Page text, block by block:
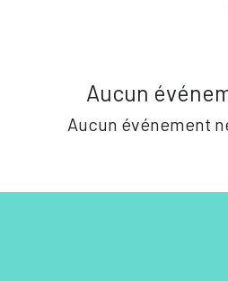
Aucun
Aucun événement